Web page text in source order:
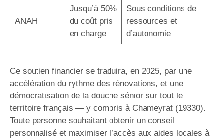
ANAH
Jusqu’à 50%
du coût pris
en charge
Sous conditions de
ressources et
d’autonomie
Ce soutien financier se traduira, en 2025, par une
accélération du rythme des rénovations, et une
démocratisation de la douche sénior sur tout le
territoire français — y compris à Chameyrat (19330).
Toute personne souhaitant obtenir un conseil
personnalisé et maximiser l’accès aux aides locales à